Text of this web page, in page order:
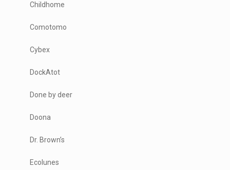
Childhome
Comotomo
Cybex
DockAtot
Done by deer
Doona
Dr. Brown’s
Ecolunes